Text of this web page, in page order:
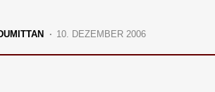
10. DEZEMBER 2006